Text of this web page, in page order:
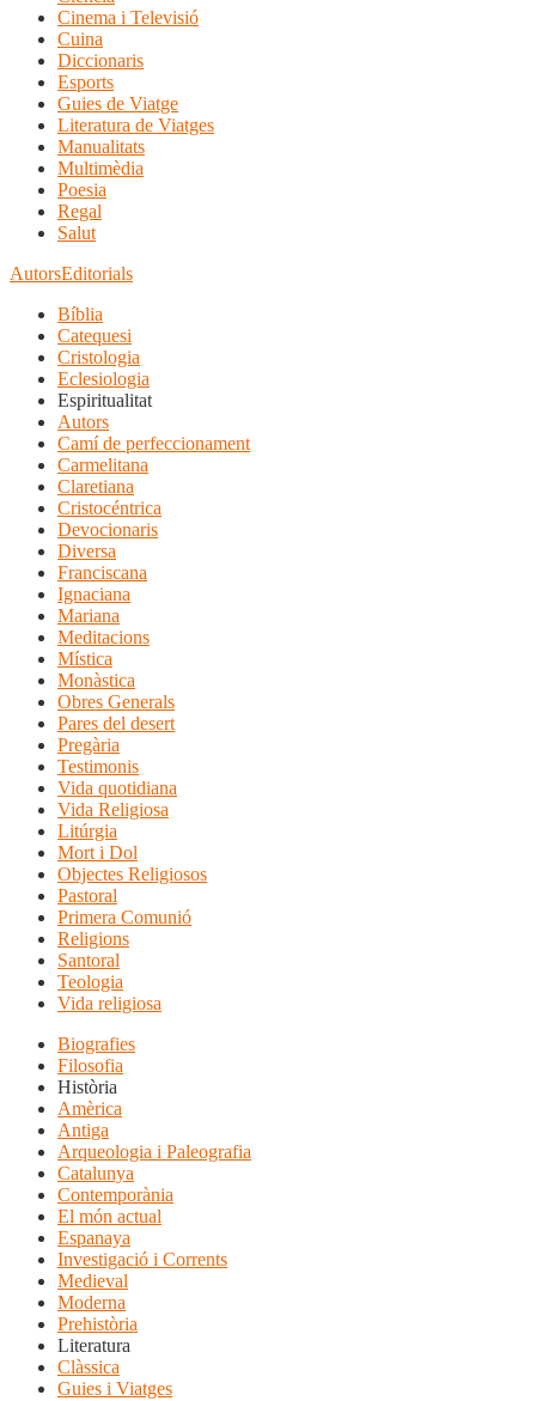
Cinema i Televisió
Cuina
Diccionaris
Esports
Guies de Viatge
Literatura de Viatges
Manualitats
Multimèdia
Poesia
Regal
Salut
AutorsEditorials
Bíblia
Catequesi
Cristologia
Eclesiologia
Espiritualitat
Autors
Camí de perfeccionament
Carmelitana
Claretiana
Cristocéntrica
Devocionaris
Diversa
Franciscana
Ignaciana
Mariana
Meditacions
Mística
Monàstica
Obres Generals
Pares del desert
Pregària
Testimonis
Vida quotidiana
Vida Religiosa
Litúrgia
Mort i Dol
Objectes Religiosos
Pastoral
Primera Comunió
Religions
Santoral
Teologia
Vida religiosa
Biografies
Filosofia
Història
Amèrica
Antiga
Arqueologia i Paleografia
Catalunya
Contemporània
El món actual
Espanaya
Investigació i Corrents
Medieval
Moderna
Prehistòria
Literatura
Clàssica
Guies i Viatges